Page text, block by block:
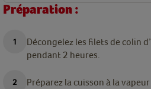
Préparation :
Décongelez les filets de colin
pendant 2 heures.
Préparez la cuisson à la